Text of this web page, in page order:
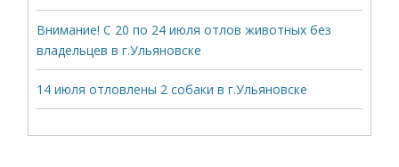
Внимание! С 20 по 24 июля отлов животных без
владельцев в г.Ульяновске
14 июля отловлены 2 собаки в г.Ульяновске